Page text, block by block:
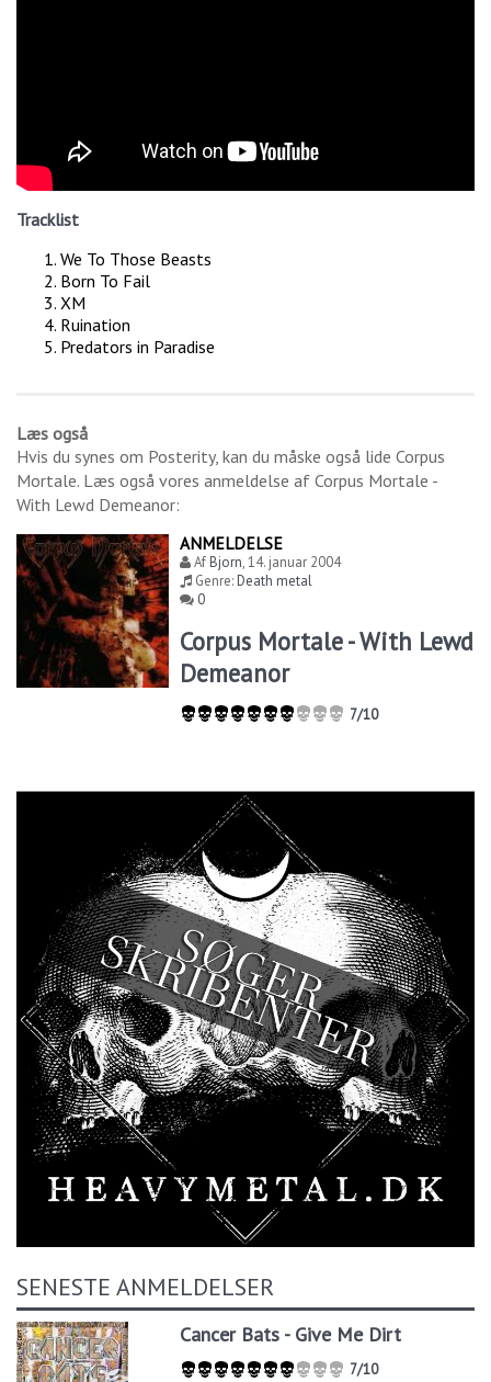
Tracklist
We To Those Beasts
Born To Fail
XM
Ruination
Predators in Paradise
Læs også
Hvis du synes om Posterity, kan du måske også lide Corpus
Mortale. Læs også vores anmeldelse af Corpus Mortale -
With Lewd Demeanor:
ANMELDELSE
AfBjorn,14. januar 2004
Genre:Death metal
0
Corpus Mortale - With Lewd
Demeanor
7/10
SENESTE ANMELDELSER
Cancer Bats - Give Me Dirt
7/10